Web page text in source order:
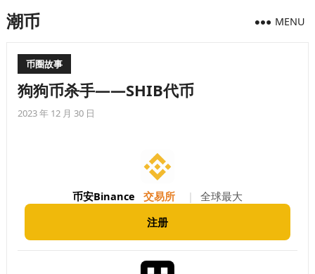
潮币 MENU
币圈故事
狗狗币杀手——SHIB代币
2023 年 12 月 30 日
币安Binance 交易所 |
全球最大
注册